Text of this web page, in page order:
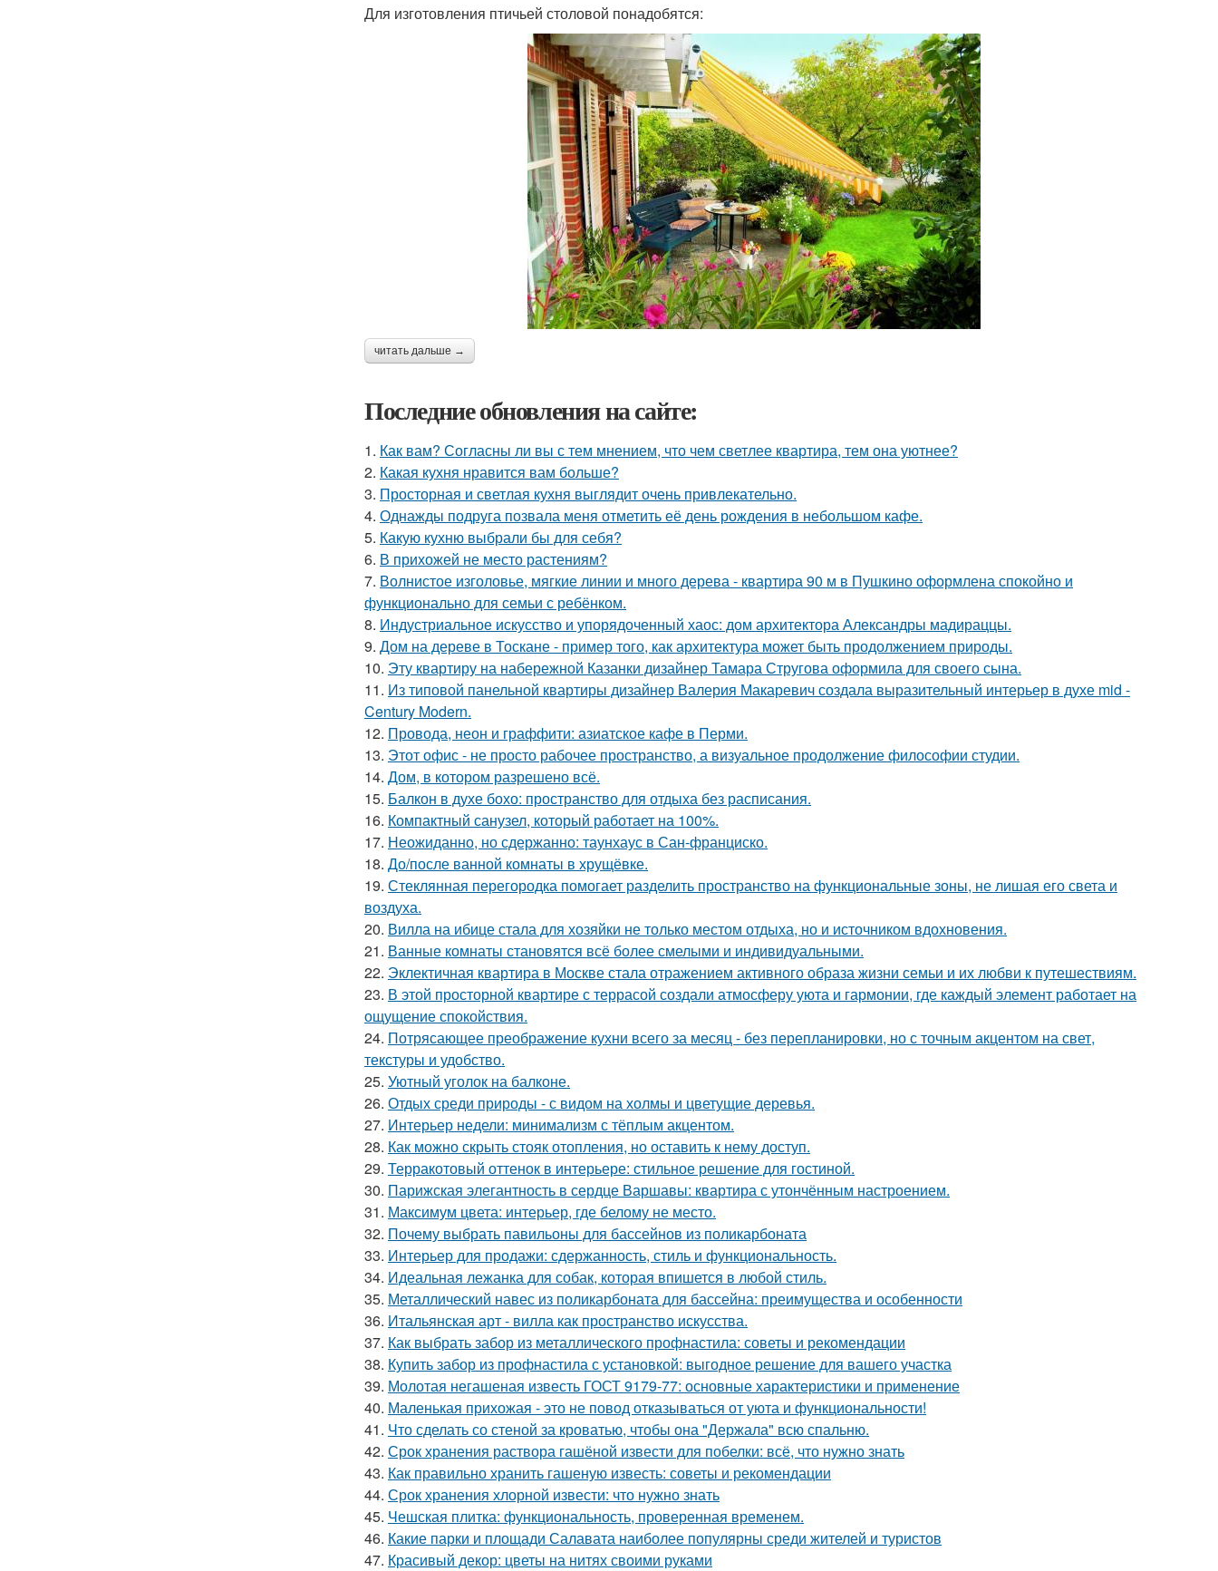
Для изготовления птичьей столовой понадобятся:
читать дальше →
Последние обновления на сайте:
1. Как вам? Согласны ли вы с тем мнением, что чем светлее квартира, тем она уютнее?
2. Какая кухня нравится вам больше?
3. Просторная и светлая кухня выглядит очень привлекательно.
4. Однажды подруга позвала меня отметить её день рождения в небольшом кафе.
5. Какую кухню выбрали бы для себя?
6. В прихожей не место растениям?
7. Волнистое изголовье, мягкие линии и много дерева - квартира 90 м в Пушкино оформлена спокойно и
функционально для семьи с ребёнком.
8. Индустриальное искусство и упорядоченный хаос: дом архитектора Александры мадираццы.
9. Дом на дереве в Тоскане - пример того, как архитектура может быть продолжением природы.
10. Эту квартиру на набережной Казанки дизайнер Тамара Стругова оформила для своего сына.
11. Из типовой панельной квартиры дизайнер Валерия Макаревич создала выразительный интерьер в духе mid -
Century Modern.
12. Провода, неон и граффити: азиатское кафе в Перми.
13. Этот офис - не просто рабочее пространство, а визуальное продолжение философии студии.
14. Дом, в котором разрешено всё.
15. Балкон в духе бохо: пространство для отдыха без расписания.
16. Компактный санузел, который работает на 100%.
17. Неожиданно, но сдержанно: таунхаус в Сан-франциско.
18. До/после ванной комнаты в хрущёвке.
19. Стеклянная перегородка помогает разделить пространство на функциональные зоны, не лишая его света и
воздуха.
20. Вилла на ибице стала для хозяйки не только местом отдыха, но и источником вдохновения.
21. Ванные комнаты становятся всё более смелыми и индивидуальными.
22. Эклектичная квартира в Москве стала отражением активного образа жизни семьи и их любви к путешествиям.
23. В этой просторной квартире с террасой создали атмосферу уюта и гармонии, где каждый элемент работает на
ощущение спокойствия.
24. Потрясающее преображение кухни всего за месяц - без перепланировки, но с точным акцентом на свет,
текстуры и удобство.
25. Уютный уголок на балконе.
26. Отдых среди природы - с видом на холмы и цветущие деревья.
27. Интерьер недели: минимализм с тёплым акцентом.
28. Как можно скрыть стояк отопления, но оставить к нему доступ.
29. Терракотовый оттенок в интерьере: стильное решение для гостиной.
30. Парижская элегантность в сердце Варшавы: квартира с утончённым настроением.
31. Максимум цвета: интерьер, где белому не место.
32. Почему выбрать павильоны для бассейнов из поликарбоната
33. Интерьер для продажи: сдержанность, стиль и функциональность.
34. Идеальная лежанка для собак, которая впишется в любой стиль.
35. Металлический навес из поликарбоната для бассейна: преимущества и особенности
36. Итальянская арт - вилла как пространство искусства.
37. Как выбрать забор из металлического профнастила: советы и рекомендации
38. Купить забор из профнастила с установкой: выгодное решение для вашего участка
39. Молотая негашеная известь ГОСТ 9179-77: основные характеристики и применение
40. Маленькая прихожая - это не повод отказываться от уюта и функциональности!
41. Что сделать со стеной за кроватью, чтобы она "Держала" всю спальню.
42. Срок хранения раствора гашёной извести для побелки: всё, что нужно знать
43. Как правильно хранить гашеную известь: советы и рекомендации
44. Срок хранения хлорной извести: что нужно знать
45. Чешская плитка: функциональность, проверенная временем.
46. Какие парки и площади Салавата наиболее популярны среди жителей и туристов
47. Красивый декор: цветы на нитях своими руками